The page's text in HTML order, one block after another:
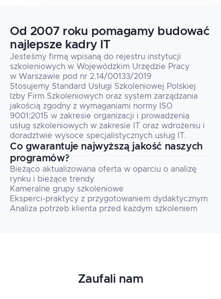
Od 2007 roku pomagamy budować
najlepsze kadry IT
Jesteśmy firmą wpisaną do rejestru instytucji
szkoleniowych w Wojewódzkim Urzędzie Pracy
w Warszawie pod nr 2.14/00133/2019
Stosujemy Standard Usługi Szkoleniowej Polskiej
Izby Firm Szkoleniowych oraz system zarządzania
jakością zgodny z wymaganiami normy ISO
9001:2015 w zakresie organizacji i prowadzenia
usług szkoleniowych w zakresie IT oraz wdrożeniu i
doradztwie wysoce specjalistycznych usług IT.
Co gwarantuje najwyższą jakość naszych
programów?
Bieżąco aktualizowana oferta w oparciu o analizę
rynku i bieżące trendy
Kameralne grupy szkoleniowe
Eksperci-praktycy z przygotowaniem dydaktycznym
Analiza potrzeb klienta przed każdym szkoleniem
Zaufali nam